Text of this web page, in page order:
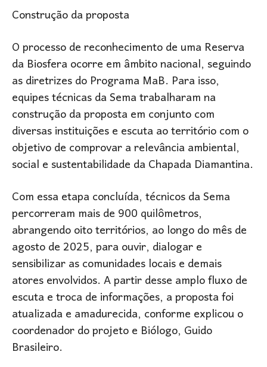
Construção da proposta
O processo de reconhecimento de uma Reserva
da Biosfera ocorre em âmbito nacional, seguindo
as diretrizes do Programa MaB. Para isso,
equipes técnicas da Sema trabalharam na
construção da proposta em conjunto com
diversas instituições e escuta ao território com o
objetivo de comprovar a relevância ambiental,
social e sustentabilidade da Chapada Diamantina.
Com essa etapa concluída, técnicos da Sema
percorreram mais de 900 quilômetros,
abrangendo oito territórios, ao longo do mês de
agosto de 2025, para ouvir, dialogar e
sensibilizar as comunidades locais e demais
atores envolvidos. A partir desse amplo fluxo de
escuta e troca de informações, a proposta foi
atualizada e amadurecida, conforme explicou o
coordenador do projeto e Biólogo, Guido
Brasileiro.